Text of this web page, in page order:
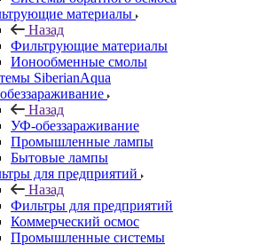
материалы
Назад
Фильтрующие материалы
Ионообменные смолы
SiberianAqua
Назад
УФ-обеззараживание
Промышленные лампы
Бытовые лампы
для предприятий
Назад
Фильтры для предприятий
Коммерческий осмос
Промышленные системы